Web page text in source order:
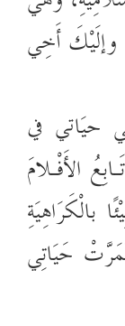
أَخِي
حيَاتي في
الأَفْـلامَ
بالْكَرَاهِيَةِ
حَيَاتِي